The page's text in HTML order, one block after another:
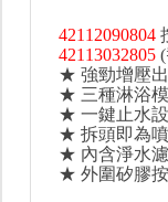
42112090804
42113032805(
★ 強勁增壓
★ 三種淋浴
★ 一鍵止水
★ 拆頭即為
★ 內含淨水
★ 外圍矽膠